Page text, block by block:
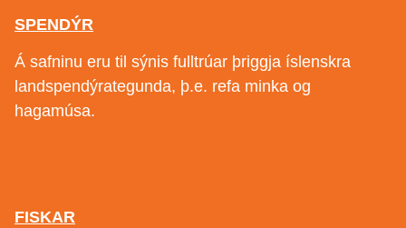
SPENDÝR
Á safninu eru til sýnis fulltrúar þriggja íslenskra
landspendýrategunda, þ.e. refa minka og
hagamúsa.
FISKAR